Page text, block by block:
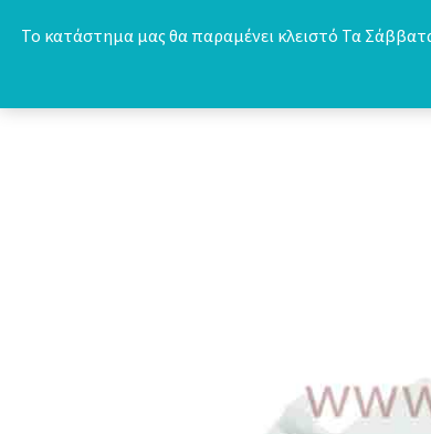
Το κατάστημα μας θα παραμένει κλειστό Τα